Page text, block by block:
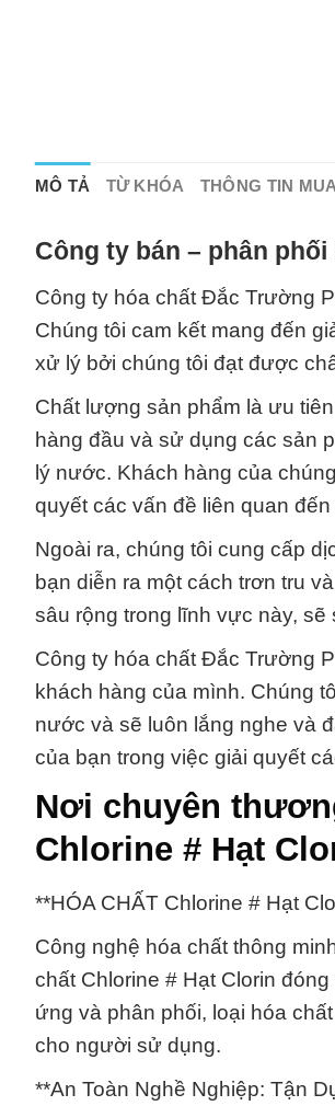
MÔ TẢ TỪ KHÓA THÔNG TIN
Công ty bán – phân
Công ty hóa chất Đắc Trường
Chúng tôi cam kết mang đến
xử lý bởi chúng tôi đạt được
Chất lượng sản phẩm là ưu
hàng đầu và sử dụng các sản
lý nước. Khách hàng của
quyết các vấn đề liên quan
Ngoài ra, chúng tôi cung cấp
bạn diễn ra một cách trơn tru
sâu rộng trong lĩnh vực này,
Công ty hóa chất Đắc Trường
khách hàng của mình. Chúng
nước và sẽ luôn lắng nghe và
của bạn trong việc giải quyết
Nơi chuyên
Chlorine # Hạt
**HÓA CHẤT Chlorine # Hạt
Công nghệ hóa chất thông
chất Chlorine # Hạt Clorin
ứng và phân phối, loại hóa
cho người sử dụng.
**An Toàn Nghề Nghiệp: Tận